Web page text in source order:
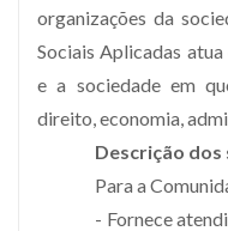
organizações da
Sociais Aplicadas
e a sociedade em
direito, economia,
Descrição
Para a
- Fornece